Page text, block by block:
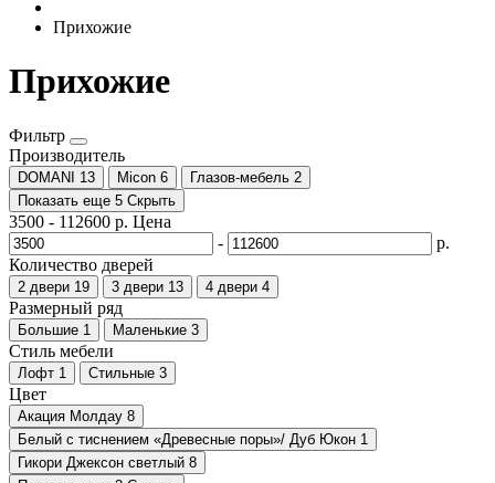
Прихожие
Прихожие
Фильтр
Производитель
DOMANI 13 Micon 6 Глазов-мебель 2
Показать еще 5 Скрыть
3500 - 112600 р. Цена
-
р.
Количество дверей
2 двери 19 3 двери 13 4 двери 4
Размерный ряд
Большие 1 Маленькие 3
Стиль мебели
Лофт 1 Стильные 3
Цвет
Акация Молдау 8
Белый с тиснением «Древесные поры»/ Дуб Юкон 1
Гикори Джексон светлый 8